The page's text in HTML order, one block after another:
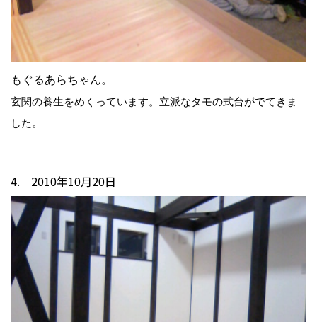
もぐるあらちゃん。
玄関の養生をめくっています。立派なタモの式台がでてきま
した。
4. 2010年10月20日